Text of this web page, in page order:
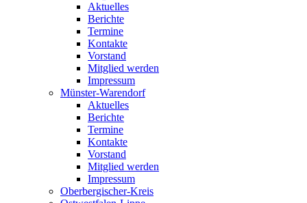
Aktuelles
Berichte
Termine
Kontakte
Vorstand
Mitglied werden
Impressum
Münster-Warendorf
Aktuelles
Berichte
Termine
Kontakte
Vorstand
Mitglied werden
Impressum
Oberbergischer-Kreis